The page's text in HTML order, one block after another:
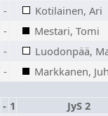
-
Kotilainen, Ari
-
Mestari, Tomi
-
Luodonpää,
-
Markkanen,
- 1
JyS 2